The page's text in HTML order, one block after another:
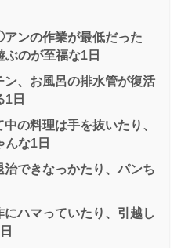
ンの作業が最低だった
ぶのが至福な1日
、お風呂の排水管が復活
1日
の料理は手を抜いたり、
んな1日
できなっかたり、パンち
ハマっていたり、引越し